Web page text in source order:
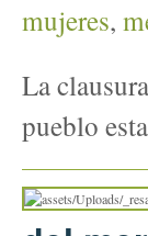
mujeres,
La
pueblo